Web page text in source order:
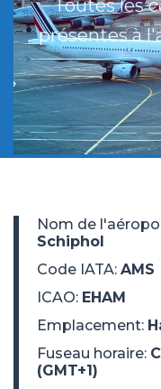
Toutes les
présentes à
Nom de
Schiphol
Code IATA: AMS
ICAO: EHAM
Emplacement:
Fuseau horaire:
(GMT+1)